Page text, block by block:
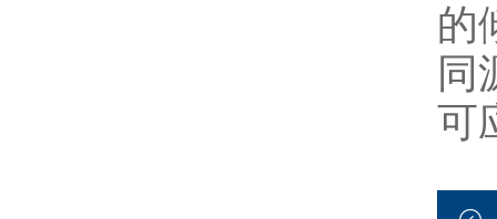
的
同
可